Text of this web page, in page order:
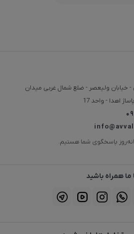
- خیابان ولیعصر - ضلع شمال غربی میدان
اهدا - واحد 17
ما همراه باشید